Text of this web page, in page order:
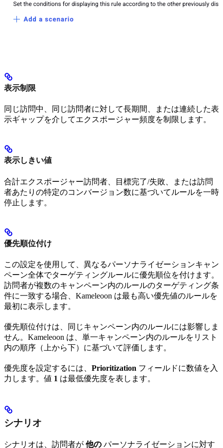
表示制限
同じ訪問中、同じ訪問者に対して長期間、または連続した表
示ギャップを介してエクスポージャー頻度を制限します。
表示しきい値
合計エクスポージャー訪問者、目標完了/失敗、または訪問
者あたりの特定のコンバージョン数に基づいてルールを一時
停止します。
優先順位付け
この設定を使用して、異なるパーソナライゼーションキャン
ペーン全体でターゲティングルールに優先順位を付けます。
訪問者が複数のキャンペーン内のルールのターゲティング条
件に一致する場合、Kameleoon は最も高い優先値のルールを
最初に表示します。
優先順位付けは、同じキャンペーン内のルールには影響しま
せん。Kameleoon は、単一キャンペーン内のルールをリスト
内の順序（上から下）に基づいて評価します。
優先度を設定するには、 Prioritization フィールドに数値を入
力します。値 1 は最低優先度を表します。
シナリオ
シナリオは、訪問者が 他の パーソナライゼーションに対す